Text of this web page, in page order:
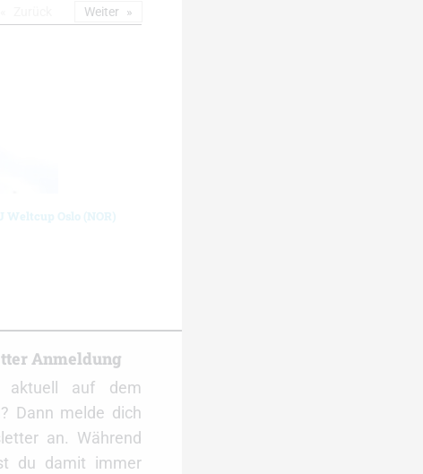
Oslo (NOR)
Weiter
Anmeldung
aktuell auf dem
Dann melde dich
an. Während
du damit immer